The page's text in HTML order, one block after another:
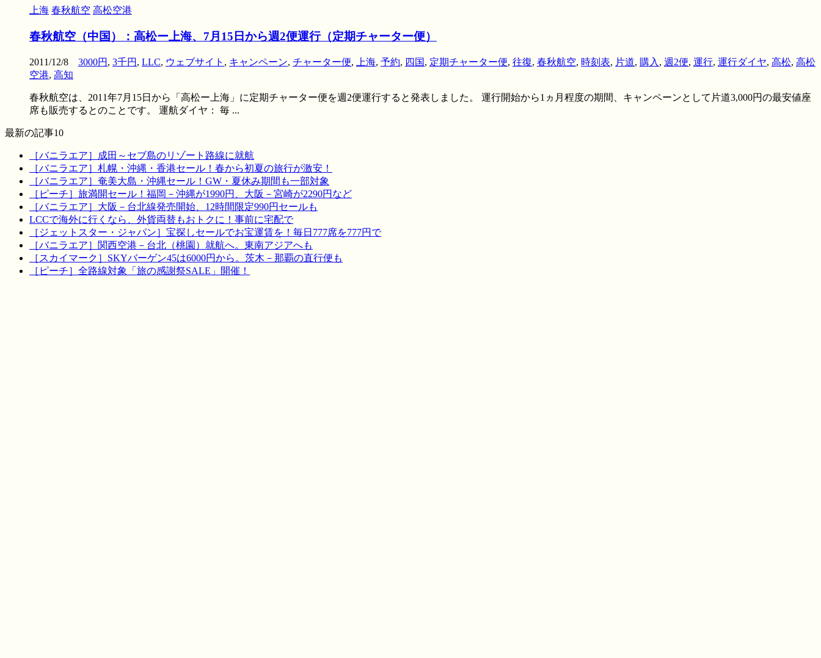
上海 春秋航空 高松空港
春秋航空（中国）：高松ー上海、7月15日から週2便運行（定期チャーター便）
2011/12/8 3000円 , 3千円 , LLC, ウェブサイト , キャンペーン, チャーター便, 上海, 予約, 四国, 定期チャーター便, 往復, 春秋航空, 時刻表, 片道, 購入 , 週2便, 運行, 運行ダイヤ, 高松, 高松
空港, 高知
春秋航空は、2011年7月15日から「高松ー上海」に定期チャーター便を週2便運行すると発表しました。 運行開始から1ヵ月程度の期間、キャンペーンとして片道3,000円の最安値座
席も販売するとのことです。 運航ダイヤ： 毎 ...
最新の記事10
［バニラエア］成田～セブ島のリゾート路線に就航
［バニラエア］札幌・沖縄・香港セール！春から初夏の旅行が激安！
［バニラエア］奄美大島・沖縄セール！GW・夏休み期間も一部対象
［ピーチ］旅満開セール！福岡－沖縄が1990円、大阪－宮崎が2290円など
［バニラエア］大阪－台北線発売開始、12時間限定990円セールも
LCCで海外に行くなら、外貨両替もおトクに！事前に宅配で
［ジェットスター・ジャパン］宝探しセールでお宝運賃を！毎日777席を777円で
［バニラエア］関西空港－台北（桃園）就航へ。東南アジアへも
［スカイマーク］SKYバーゲン45は6000円から。茨木－那覇の直行便も
［ピーチ］全路線対象「旅の感謝祭SALE」開催！